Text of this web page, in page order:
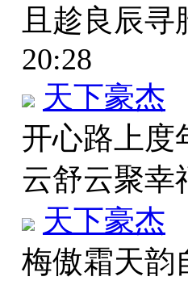
且趁良辰
20:28
天下豪杰
开心路上度
云舒云聚幸
天下豪杰
梅傲霜天韵